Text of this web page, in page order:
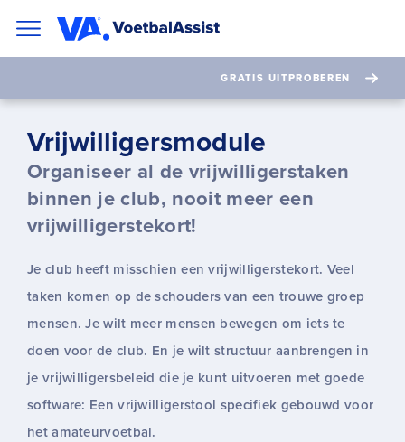
GRATIS UITPROBEREN
Vrijwilligersmodule
Organiseer al de vrijwilligerstaken
binnen je club, nooit meer een
vrijwilligerstekort!
Je club heeft misschien een vrijwilligerstekort. Veel
taken komen op de schouders van een trouwe groep
mensen. Je wilt meer mensen bewegen om iets te
doen voor de club. En je wilt structuur aanbrengen in
je vrijwilligersbeleid die je kunt uitvoeren met goede
software: Een vrijwilligerstool specifiek gebouwd voor
het amateurvoetbal.